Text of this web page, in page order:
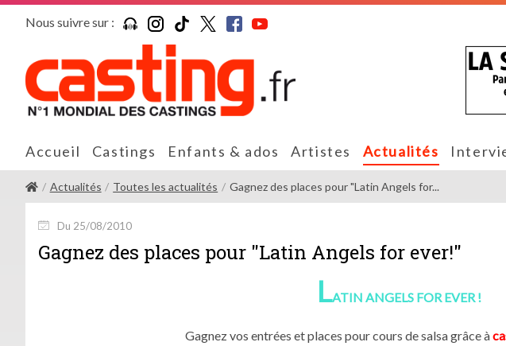
Nous suivre sur :
Accueil Castings Enfants & ados Artistes Actualités
Actualités Toutes les actualités Gagnez des places pour "Latin Angels for...
Du 25/08/2010
Gagnez des places pour "Latin Angels for ever!"
LATIN ANGELS FOR EVER !
Gagnez vos entrées et places pour cours de salsa grâce à